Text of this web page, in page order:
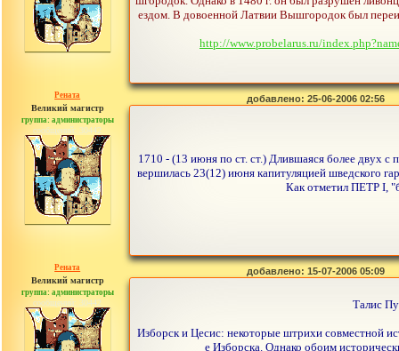
ездом. В довоенной Латвии Вышгородок был
http://www.probelarus.ru/
Рената
Великий магистр
группа: администраторы
сообщений: 30442
добавлено: 25-06-2006 02:56
1710 - (13 июня по ст. ст.) Длившаяся более двух
вершилась 23(12) июня капитуляцией шведского
Как отметил ПЕТР I,
Рената
Великий магистр
группа: администраторы
сообщений: 30442
добавлено: 15-07-2006 05:09
Талис
Изборск и Цесис: некоторые штрихи совместной
е Изборска. Однако обоим